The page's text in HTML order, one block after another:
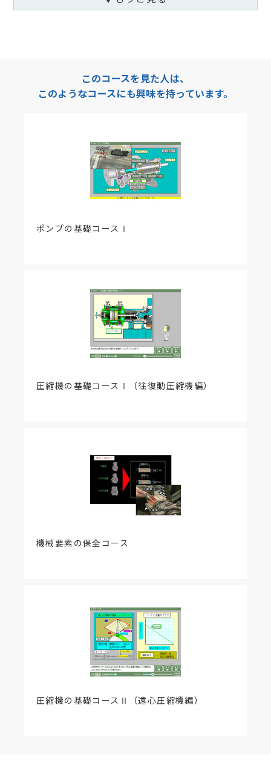
動作環境のブラウザで学習してください。
＜改訂情報 2012年8月7日＞
教材内容を以下の通り改訂いたしました。
「一般的な許容最小流量の計算式」の分母、分子で
異なっていた比熱の単位のあやまりを修正しまし
0.2388 × Pso
このコースを見た人は、
このようなコースにも興味を持っています。
ポンプの基礎コースⅠ
圧縮機の基礎コースⅠ（往復動圧縮機編）
機械要素の保全コース
圧縮機の基礎コースⅡ（遠心圧縮機編）